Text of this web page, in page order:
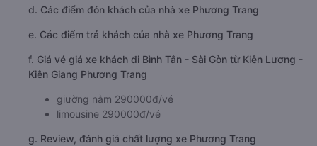
d. Các điểm đón khách của nhà xe Phương Trang
e. Các điểm trả khách của nhà xe Phương Trang
f. Giá vé giá xe khách đi Bình Tân - Sài Gòn từ Kiên Lương -
Kiên Giang Phương Trang
giường nằm 290000đ/vé
limousine 290000đ/vé
g. Review, đánh giá chất lượng xe Phương Trang